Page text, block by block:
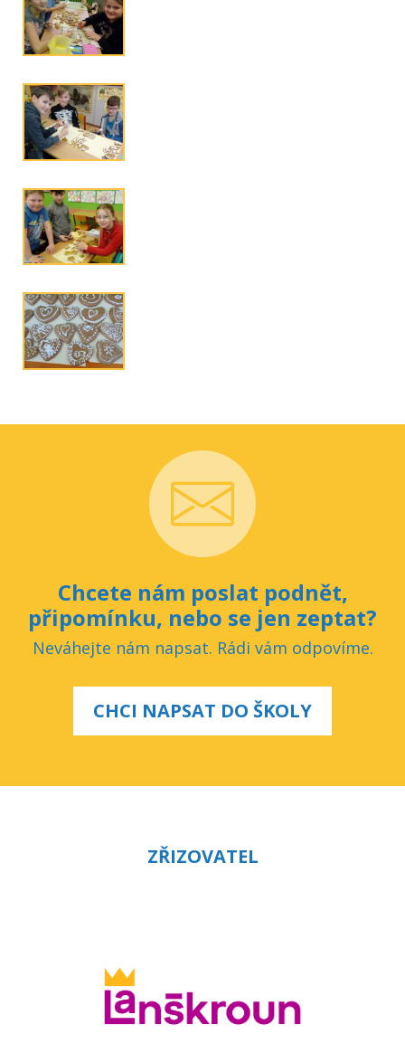
Chcete nám poslat podnět,
připomínku, nebo se jen zeptat?
Neváhejte nám napsat. Rádi vám odpovíme.
CHCI NAPSAT DO ŠKOLY
ZŘIZOVATEL